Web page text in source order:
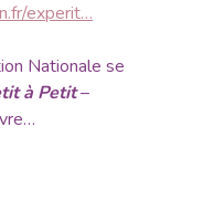
experit…
Nationale se
à Petit–